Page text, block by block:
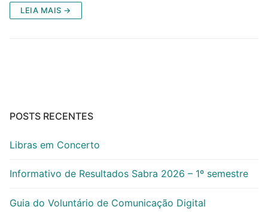
LEIA MAIS →
POSTS RECENTES
Libras em Concerto
Informativo de Resultados Sabra 2026 – 1º semestre
Guia do Voluntário de Comunicação Digital